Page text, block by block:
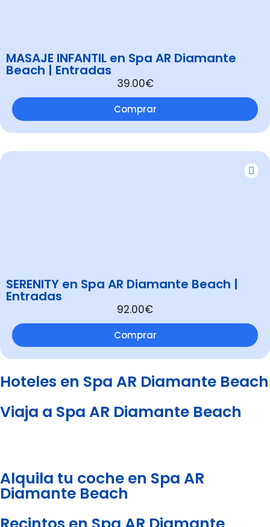
MASAJE INFANTIL en Spa AR Diamante
Beach | Entradas
39.00€
Comprar
SERENITY en Spa AR Diamante Beach |
Entradas
92.00€
Comprar
Hoteles en Spa AR Diamante Beach
Viaja a Spa AR Diamante Beach
Alquila tu coche en Spa AR
Diamante Beach